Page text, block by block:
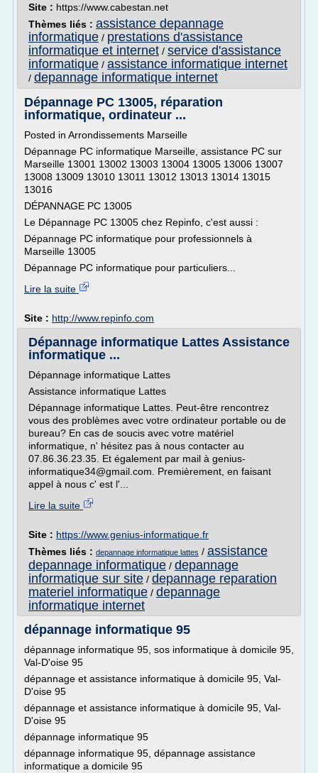
Site : https://www.cabestan.net
Thèmes liés : assistance depannage
informatique / prestations d'assistance
informatique et internet / service d'assistance
informatique / assistance informatique internet
/ depannage informatique internet
Dépannage PC 13005, réparation
informatique, ordinateur ...
Posted in Arrondissements Marseille
Dépannage PC informatique Marseille, assistance PC sur
Marseille 13001 13002 13003 13004 13005 13006 13007
13008 13009 13010 13011 13012 13013 13014 13015
13016
DÉPANNAGE PC 13005
Le Dépannage PC 13005 chez Repinfo, c'est aussi :
Dépannage PC informatique pour professionnels à
Marseille 13005
Dépannage PC informatique pour particuliers...
Lire la suite
Site : http://www.repinfo.com
Dépannage informatique Lattes Assistance
informatique ...
Dépannage informatique Lattes
Assistance informatique Lattes
Dépannage informatique Lattes. Peut-être rencontrez
vous des problèmes avec votre ordinateur portable ou de
bureau? En cas de soucis avec votre matériel
informatique, n' hésitez pas à nous contacter au
07.86.36.23.35. Et également par mail à genius-
informatique34@gmail.com. Premièrement, en faisant
appel à nous c' est l'...
Lire la suite
Site : https://www.genius-informatique.fr
Thèmes liés : depannage informatique lattes / assistance
depannage informatique / depannage
informatique sur site / depannage reparation
materiel informatique / depannage
informatique internet
dépannage informatique 95
dépannage informatique 95, sos informatique à domicile 95,
Val-D'oise 95
dépannage et assistance informatique à domicile 95, Val-
D'oise 95
dépannage et assistance informatique à domicile 95, Val-
D'oise 95
dépannage informatique 95
dépannage informatique 95, dépannage assistance
informatique a domicile 95